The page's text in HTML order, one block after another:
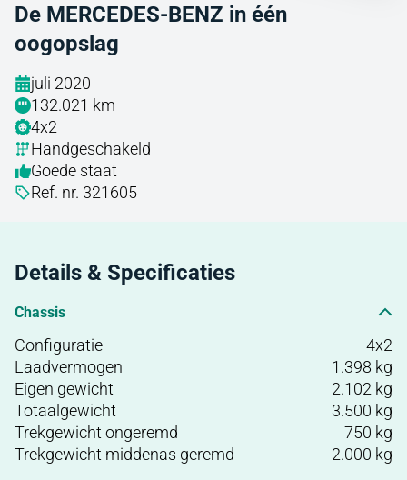
De MERCEDES-BENZ in één
oogopslag
juli 2020
132.021 km
4x2
Handgeschakeld
Goede staat
Ref. nr. 321605
Details & Specificaties
Chassis
Configuratie
4x2
Laadvermogen
1.398 kg
Eigen gewicht
2.102 kg
Totaalgewicht
3.500 kg
Trekgewicht ongeremd
750 kg
Trekgewicht middenas geremd
2.000 kg